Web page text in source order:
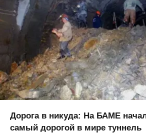
Дорога в никуда: На БАМЕ
самый дорогой в мире туннель